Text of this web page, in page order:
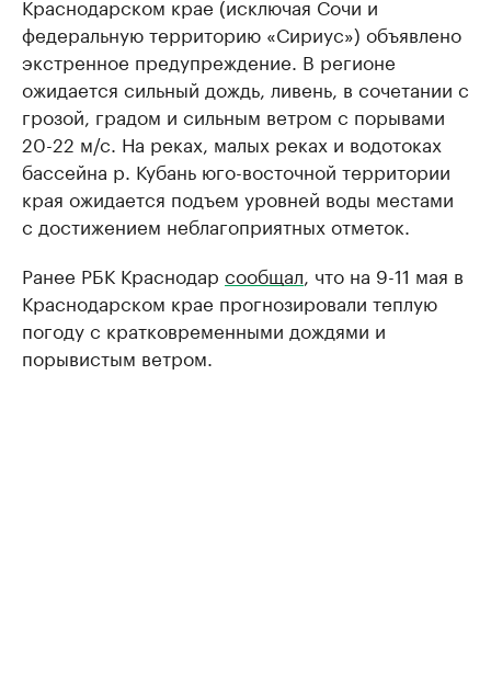
федеральную территорию «Сириус») объявлено
экстренное предупреждение. В регионе
ожидается сильный дождь, ливень, в сочетании с
грозой, градом и сильным ветром с порывами
20-22 м/с. На реках, малых реках и водотоках
бассейна р. Кубань юго-восточной территории
края ожидается подъем уровней воды местами
с достижением неблагоприятных отметок.
Ранее РБК Краснодар сообщал , что на 9-11 мая в
Краснодарском крае прогнозировали теплую
погоду с кратковременными дождями и
порывистым ветром.